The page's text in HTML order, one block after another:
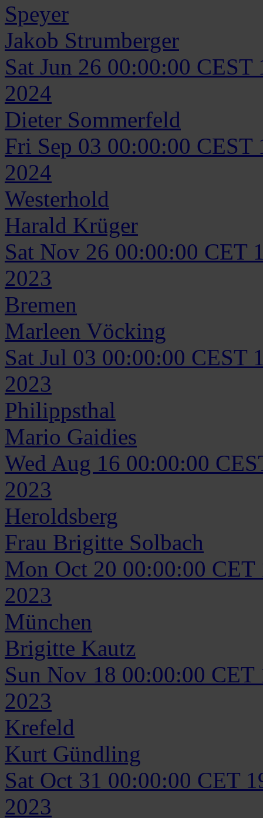
Speyer
Jakob Strumberger
Sat Jun 26 00:00:00 CEST
2024
Dieter Sommerfeld
Fri Sep 03 00:00:00 CEST
2024
Westerhold
Harald Krüger
Sat Nov 26 00:00:00 CET
2023
Bremen
Marleen Vöcking
Sat Jul 03 00:00:00 CEST
2023
Philippsthal
Mario Gaidies
Wed Aug 16 00:00:00
2023
Heroldsberg
Frau Brigitte Solbach
Mon Oct 20 00:00:00 CET
2023
München
Brigitte Kautz
Sun Nov 18 00:00:00 CET
2023
Krefeld
Kurt Gündling
Sat Oct 31 00:00:00 CET
2023